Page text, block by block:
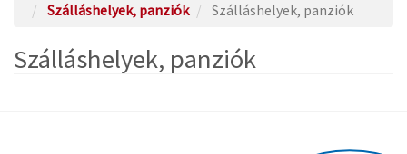
Szálláshelyek, panziók
Szálláshelyek, panziók
Szálláshelyek, panziók